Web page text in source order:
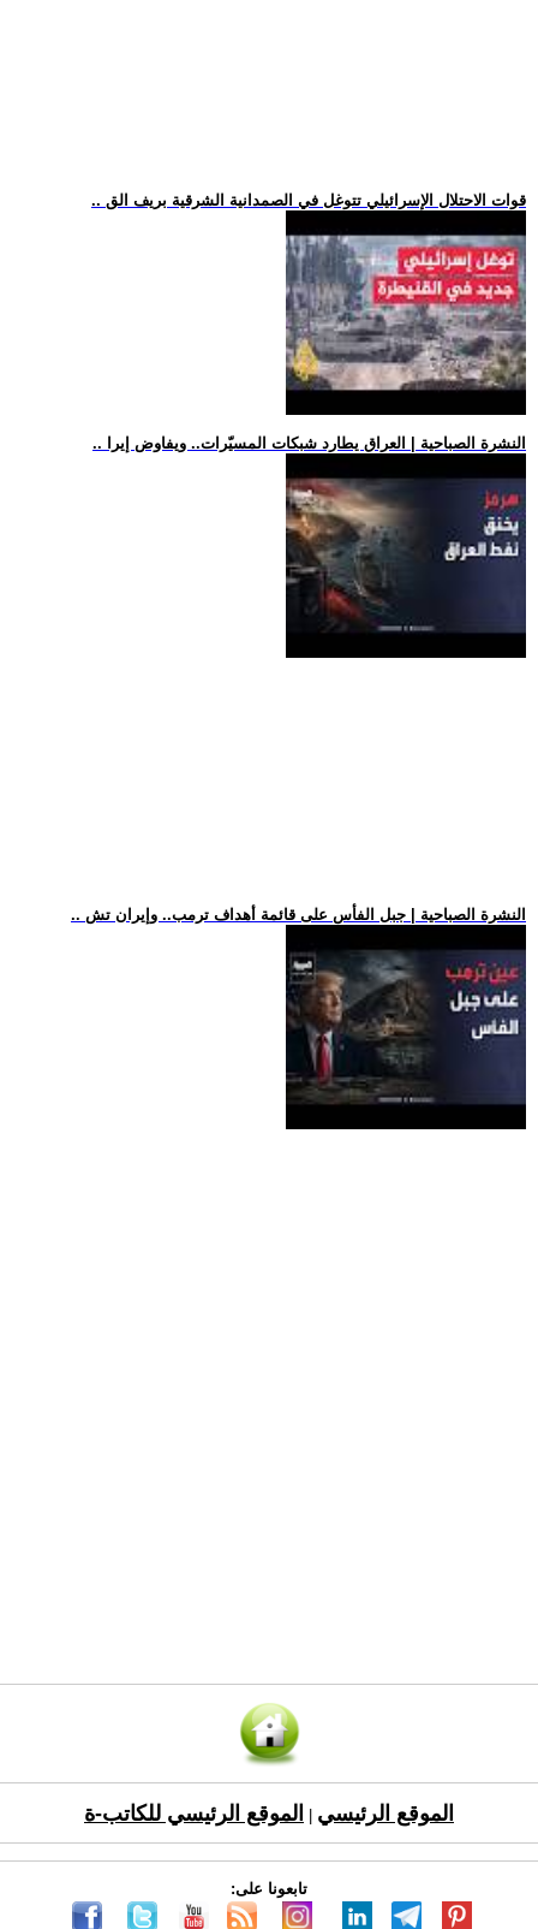
.. قوات الاحتلال الإسرائيلي تتوغل في الصمدانية الشرقية بريف الق
.. النشرة الصباحية | العراق يطارد شبكات المسيّرات.. ويفاوض إيرا
.. النشرة الصباحية | جبل الفأس على قائمة أهداف ترمب.. وإيران تش
الموقع الرئيسي الموقع الرئيسي للكاتب-ة
تابعونا على: